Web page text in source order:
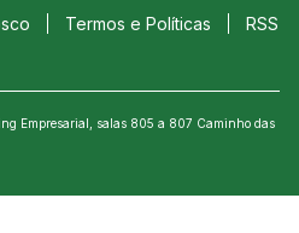
Termos e Políticas RSS
Empresarial, salas 805 a 807 Caminho das